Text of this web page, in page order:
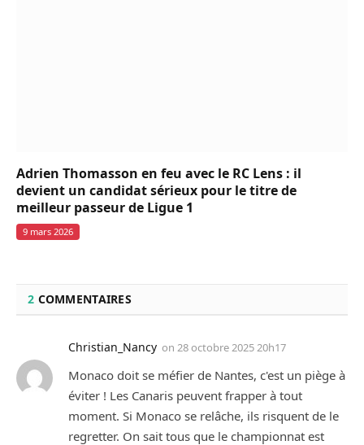
Adrien Thomasson en feu avec le RC Lens : il
devient un candidat sérieux pour le titre de
meilleur passeur de Ligue 1
9 mars 2026
2 COMMENTAIRES
Christian_Nancy on 28 octobre 2025 20h17
Monaco doit se méfier de Nantes, c'est un piège à
éviter ! Les Canaris peuvent frapper à tout
moment. Si Monaco se relâche, ils risquent de le
regretter. On sait tous que le championnat est